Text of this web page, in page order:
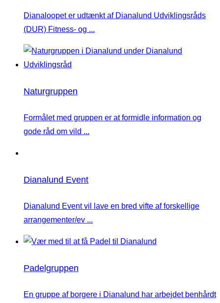
Dianaloopet er udtænkt af Dianalund Udviklingsråds
(DUR) Fitness- og ...
Naturgruppen
Formålet med gruppen er at formidle information og
gode råd om vild ...
Dianalund Event
Dianalund Event vil lave en bred vifte af forskellige
arrangementer/ev ...
Padelgruppen
En gruppe af borgere i Dianalund har arbejdet benhårdt